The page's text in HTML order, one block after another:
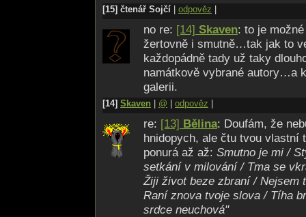
[15] čtenář Sojčí | odpověz |
no re: [14] Skaven: to je
žertovně i smutně…tak jak to
každopádně tady už taky
namátkově vybrané autory…a
galerii.
[14] Skaven | @ | odpověz |
re: [13] Bělina: Doufám, že
hnidopych, ale čtu tvou vlastní
ponurá až až: Smutno je mi /
setkání v milování / Tma se
Žiji život beze zbraní / Nejsem
Raní znova tvoje slova / Tíha
srdce neuchová"